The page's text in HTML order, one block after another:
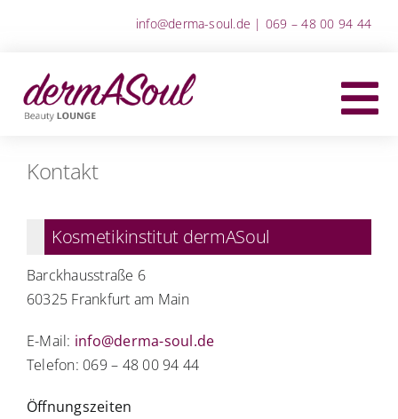
info@derma-soul.de | 069 – 48 00 94 44
Kontakt
Kosmetikinstitut dermASoul
Barckhausstraße 6
60325 Frankfurt am Main
E-Mail: info@derma-soul.de
Telefon: 069 – 48 00 94 44
Öffnungszeiten